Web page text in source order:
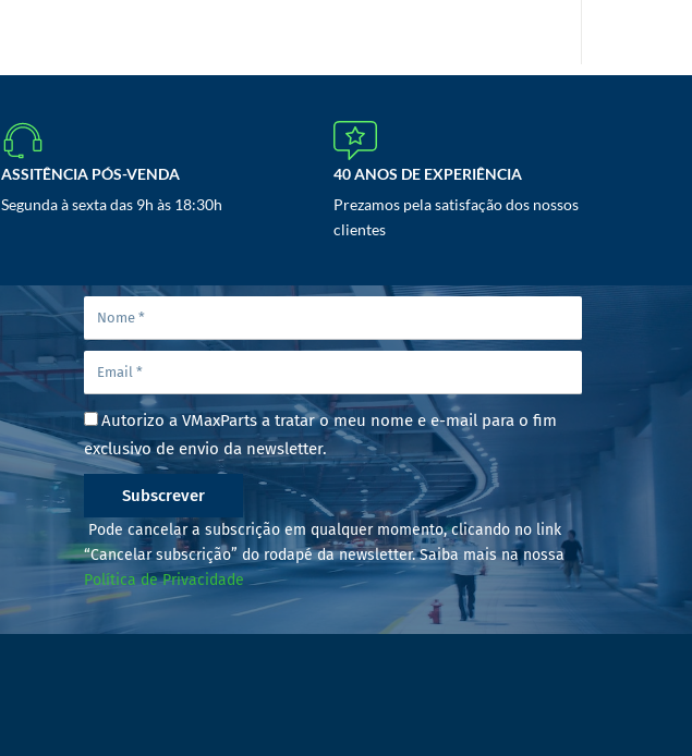
ASSITÊNCIA PÓS-VENDA
Segunda à sexta das 9h às 18:30h
40 ANOS DE EXPERIÊNCIA
Prezamos pela satisfação dos nossos
clientes
Autorizo a VMaxParts a tratar o meu nome e e-mail para o fim
exclusivo de envio da newsletter.
Subscrever
Pode cancelar a subscrição em qualquer momento, clicando no link
“Cancelar subscrição” do rodapé da newsletter. Saiba mais na nossa
Política de Privacidade